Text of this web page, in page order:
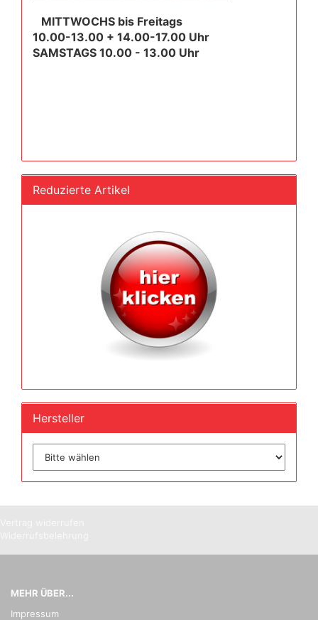
MITTWOCHS bis Freitags
10.00-13.00 + 14.00-17.00 Uhr
SAMSTAGS 10.00 - 13.00 Uhr
Reduzierte Artikel
Hersteller
MEHR ÜBER...
Impressum